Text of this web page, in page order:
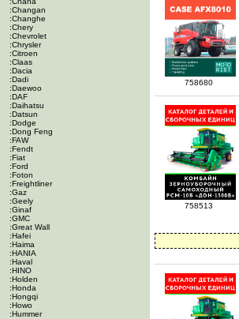
:Changan
:Changhe
:Chery
:Chevrolet
:Chrysler
:Citroen
:Claas
:Dacia
:Dadi
:Daewoo
:DAF
:Daihatsu
:Datsun
:Dodge
:Dong Feng
:FAW
:Fendt
:Fiat
:Ford
:Foton
:Freightliner
:Gaz
:Geely
:Ginaf
:GMC
:Great Wall
:Hafei
:Haima
:HANIA
:Haval
:HINO
:Holden
:Honda
:Hongqi
:Howo
:Hummer
758680
758513